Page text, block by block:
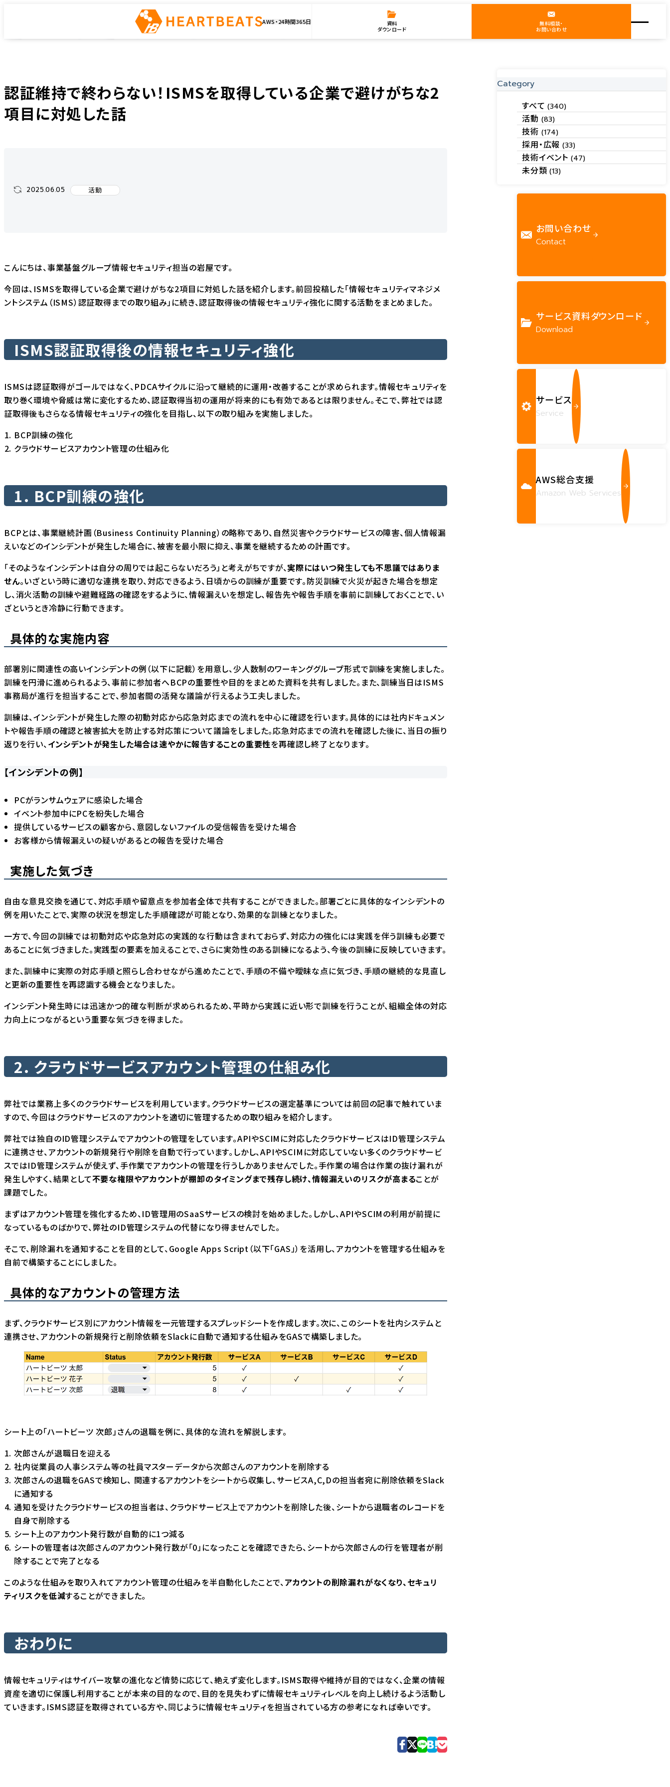
AWS・24時間365日
資料
ダウンロード
無料相談・
お問い合わせ
認証維持で終わらない！ISMSを取得している企業で避けがちな2
項目に対処した話
2025.06.05 活動
こんにちは、事業基盤グループ情報セキュリティ担当の岩屋です。
今回は、ISMSを取得している企業で避けがちな2項目に対処した話を紹介します。前回投稿した「情報セキュリティマネジメ
ントシステム（ISMS）認証取得までの取り組み 」に続き、認証取得後の情報セキュリティ強化に関する活動をまとめました。
ISMS認証取得後の情報セキュリティ強化
ISMSは認証取得がゴールではなく、PDCAサイクルに沿って継続的に運用・改善することが求められます。情報セキュリティを
取り巻く環境や脅威は常に変化するため、認証取得当初の運用が将来的にも有効であるとは限りません。そこで、弊社では認
証取得後もさらなる情報セキュリティの強化を目指し、以下の取り組みを実施しました。
BCP訓練の強化
クラウドサービスアカウント管理の仕組み化
1. BCP訓練の強化
BCPとは、事業継続計画（Business Continuity Planning）の略称であり、自然災害やクラウドサービスの障害、個人情報漏
えいなどのインシデントが発生した場合に、被害を最小限に抑え、事業を継続するための計画です。
「そのようなインシデントは自分の周りでは起こらないだろう」と考えがちですが、実際にはいつ発生しても不思議ではありま
せん。いざという時に適切な連携を取り、対応できるよう、日頃からの訓練が重要です。防災訓練で火災が起きた場合を想定
し、消火活動の訓練や避難経路の確認をするように、情報漏えいを想定し、報告先や報告手順を事前に訓練しておくことで、い
ざというとき冷静に行動できます。
具体的な実施内容
部署別に関連性の高いインシデントの例（以下に記載）を用意し、少人数制のワーキンググループ形式で訓練を実施しました。
訓練を円滑に進められるよう、事前に参加者へBCPの重要性や目的をまとめた資料を共有しました。また、訓練当日はISMS
事務局が進行を担当することで、参加者間の活発な議論が行えるよう工夫しました。
訓練は、インシデントが発生した際の初動対応から応急対応までの流れを中心に確認を行います。具体的には社内ドキュメン
トや報告手順の確認と被害拡大を防止する対応策について議論をしました。応急対応までの流れを確認した後に、当日の振り
返りを行い、 インシデントが発生した場合は速やかに報告することの重要性を再確認し終了となります。
【インシデントの例】
PCがランサムウェアに感染した場合
イベント参加中にPCを紛失した場合
提供しているサービスの顧客から、意図しないファイルの受信報告を受けた場合
お客様から情報漏えいの疑いがあるとの報告を受けた場合
実施した気づき
自由な意見交換を通じて、対応手順や留意点を参加者全体で共有することができました。部署ごとに具体的なインシデントの
例を用いたことで、実際の状況を想定した手順確認が可能となり、効果的な訓練となりました。
一方で、今回の訓練では初動対応や応急対応の実践的な行動は含まれておらず、対応力の強化には実践を伴う訓練も必要で
あることに気づきました。実践型の要素を加えることで、さらに実効性のある訓練になるよう、今後の訓練に反映していきます。
また、訓練中に実際の対応手順と照らし合わせながら進めたことで、手順の不備や曖昧な点に気づき、手順の継続的な見直し
と更新の重要性を再認識する機会となりました。
インシデント発生時には迅速かつ的確な判断が求められるため、平時から実践に近い形で訓練を行うことが、組織全体の対応
力向上につながるという重要な気づきを得ました。
2. クラウドサービスアカウント管理の仕組み化
弊社では業務上多くのクラウドサービスを利用しています。クラウドサービスの選定基準については前回の記事で触れていま
すので、今回はクラウドサービスのアカウントを適切に管理するための取り組みを紹介します。
弊社では独自のID管理システムでアカウントの管理をしています。APIやSCIMに対応したクラウドサービスはID管理システム
に連携させ、アカウントの新規発行や削除を自動で行っています。しかし、APIやSCIMに対応していない多くのクラウドサービ
スではID管理システムが使えず、手作業でアカウントの管理を行うしかありませんでした。手作業の場合は作業の抜け漏れが
発生しやすく、結果として不要な権限やアカウントが棚卸のタイミングまで残存し続け、情報漏えいのリスクが高まることが
課題でした。
まずはアカウント管理を強化するため、ID管理用のSaaSサービスの検討を始めました。しかし、APIやSCIMの利用が前提に
なっているものばかりで、弊社のID管理システムの代替になり得ませんでした。
そこで、削除漏れを通知することを目的として、Google Apps Script（以下「GAS」）を活用し、アカウントを管理する仕組みを
自前で構築することにしました。
具体的なアカウントの管理方法
まず、クラウドサービス別にアカウント情報を一元管理するスプレッドシートを作成します。次に、このシートを社内システムと
連携させ、アカウントの新規発行と削除依頼をSlackに自動で通知する仕組みをGASで構築しました。
シート上の「ハートビーツ 次郎」さんの退職を例に、具体的な流れを解説します。
次郎さんが退職日を迎える
社内従業員の人事システム等の社員マスターデータから次郎さんのアカウントを削除する
次郎さんの退職をGASで検知し、 関連するアカウントをシートから収集し、サービスA,C,Dの担当者宛に削除依頼をSlack
に通知する
通知を受けたクラウドサービスの担当者は、クラウドサービス上でアカウントを削除した後、シートから退職者のレコードを
自身で削除する
シート上のアカウント発行数が自動的に1つ減る
シートの管理者は次郎さんのアカウント発行数が「0」になったことを確認できたら、シートから次郎さんの行を管理者が削
除することで完了となる
このような仕組みを取り入れてアカウント管理の仕組みを半自動化したことで、 アカウントの削除漏れがなくなり、セキュリ
ティリスクを低減することができました。
おわりに
情報セキュリティはサイバー攻撃の進化など情勢に応じて、絶えず変化します。ISMS取得や維持が目的ではなく、企業の情報
資産を適切に保護し利用することが本来の目的なので、目的を見失わずに情報セキュリティレベルを向上し続けるよう活動し
ていきます。ISMS認証を取得されている方や、同じように情報セキュリティを担当されている方の参考になれば幸いです。
Category
すべて(340)
活動 (83)
技術 (174)
採用・広報(33)
技術イベント (47)
未分類(13)
お問い合わせ
Contact
サービス資料ダウンロード
Download
サービス
Service
AWS総合支援
Amazon Web Services